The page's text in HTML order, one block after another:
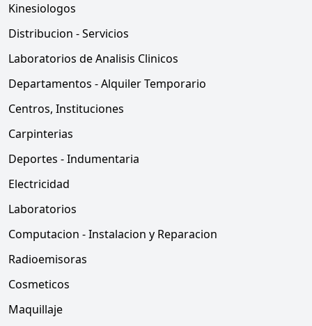
Kinesiologos
Distribucion - Servicios
Laboratorios de Analisis Clinicos
Departamentos - Alquiler Temporario
Centros, Instituciones
Carpinterias
Deportes - Indumentaria
Electricidad
Laboratorios
Computacion - Instalacion y Reparacion
Radioemisoras
Cosmeticos
Maquillaje